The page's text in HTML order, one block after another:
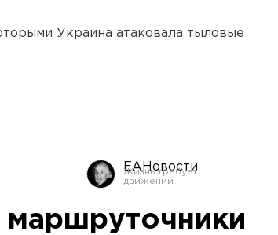
Украина атаковала тыловые
ЕАНовости
маршруточники